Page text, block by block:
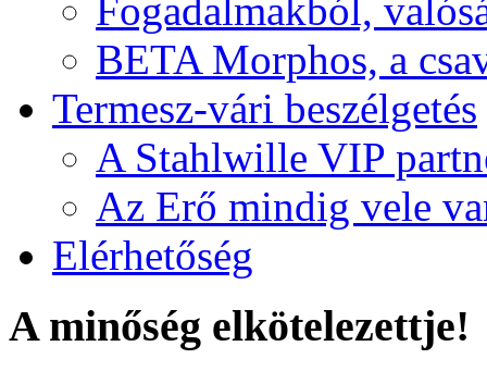
Fogadalmakból,
BETA Morphos, a
Termesz-vári beszélgetés
A Stahlwille VIP
Az Erő mindig vele
Elérhetőség
A minőség elkötelezettje!